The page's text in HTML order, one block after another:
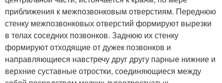
приближения к межпозвонковым отверстиям. Переднюю
стенку межпозвонковых отверстий формируют вырезки
в телах соседних позвонков. Заднюю их стенку
формируют отходящие от дужек позвонков и
направляющиеся навстречу друг другу парные нижние и
верхние суставные отростки, соединяющиеся между